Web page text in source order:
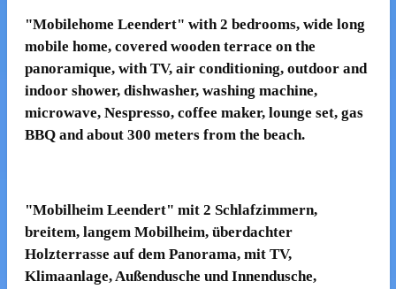
"Mobilehome Leendert" with 2 bedrooms, wide long
mobile home, covered wooden terrace on the
panoramique, with TV, air conditioning, outdoor and
indoor shower, dishwasher, washing machine,
microwave, Nespresso, coffee maker, lounge set, gas
BBQ and about 300 meters from the beach.
"Mobilheim Leendert" mit 2 Schlafzimmern,
breitem, langem Mobilheim, überdachter
Holzterrasse auf dem Panorama, mit TV,
Klimaanlage, Außendusche und Innendusche,